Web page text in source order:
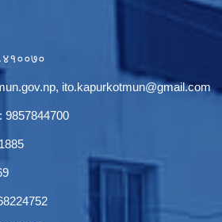
, ito.kapurkotmun@gmail.com
9857844700